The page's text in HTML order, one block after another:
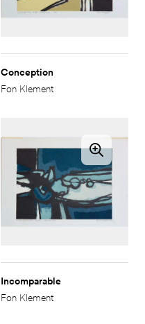
Conception
Fon Klement
Incomparable
Fon Klement